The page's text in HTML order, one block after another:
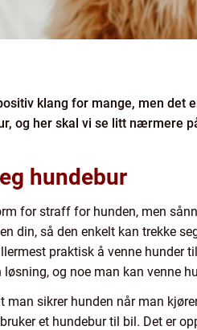
klang for mange, men
og her skal vi se litt nærmere
hundebur
for straff for hunden, men
din, så den enkelt kan trekke
praktisk å venne
og noe man kan venne
man sikrer hunden når man
et hundebur til bil. Det er